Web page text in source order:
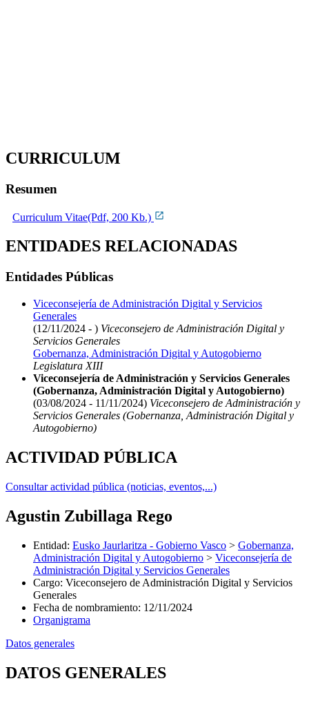
CURRICULUM
Resumen
Curriculum Vitae(Pdf, 200 Kb.)
ENTIDADES RELACIONADAS
Entidades Públicas
Viceconsejería de Administración Digital y Servicios
Generales
(12/11/2024 - ) Viceconsejero de Administración Digital y
Servicios Generales
Gobernanza, Administración Digital y Autogobierno
Legislatura XIII
Viceconsejería de Administración y Servicios Generales
(Gobernanza, Administración Digital y Autogobierno)
(03/08/2024 - 11/11/2024) Viceconsejero de Administración y
Servicios Generales (Gobernanza, Administración Digital y
Autogobierno)
ACTIVIDAD PÚBLICA
Consultar actividad pública (noticias, eventos,...)
Agustin Zubillaga Rego
Entidad: Eusko Jaurlaritza - Gobierno Vasco > Gobernanza,
Administración Digital y Autogobierno > Viceconsejería de
Administración Digital y Servicios Generales
Cargo: Viceconsejero de Administración Digital y Servicios
Generales
Fecha de nombramiento: 12/11/2024
Organigrama
Datos generales
DATOS GENERALES